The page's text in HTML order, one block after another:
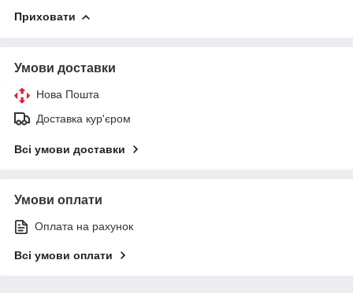
Приховати
Умови доставки
Нова Пошта
Доставка кур'єром
Всі умови доставки
Умови оплати
Оплата на рахунок
Всі умови оплати